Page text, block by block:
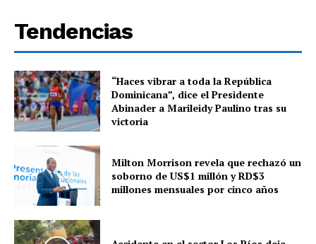
Tendencias
“Haces vibrar a toda la República
Dominicana”, dice el Presidente
Abinader a Marileidy Paulino tras su
victoria
Milton Morrison revela que rechazó un
soborno de US$1 millón y RD$3
millones mensuales por cinco años